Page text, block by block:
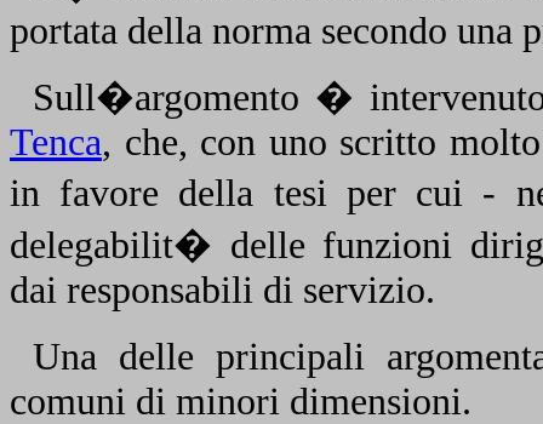
portata della norma secondo una
Sull�argomento �
Tenca, che, con uno scritto
in favore della tesi per cui -
delegabilit� delle funzioni
dai responsabili di servizio.
Una delle principali
comuni di minori dimensioni.